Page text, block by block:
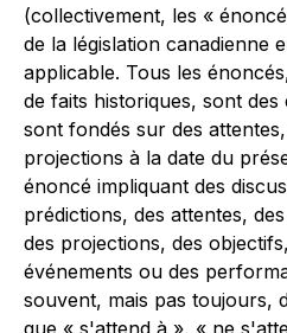
(collectivement, les «
de la législation canadienne
applicable. Tous les
de faits historiques, sont
sont fondés sur des
projections à la date du
énoncé impliquant des
prédictions, des attentes,
des projections, des
événements ou des
souvent, mais pas toujours,
que « s'attend à », « ne